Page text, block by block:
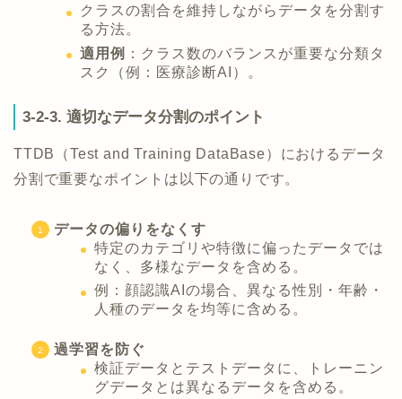
クラスの割合を維持しながらデータを分割す
る方法。
適用例
：クラス数のバランスが重要な分類タ
スク（例：医療診断AI）。
3-2-3. 適切なデータ分割のポイント
TTDB（Test and Training DataBase）におけるデータ
分割で重要なポイントは以下の通りです。
データの偏りをなくす
特定のカテゴリや特徴に偏ったデータでは
なく、多様なデータを含める。
例：顔認識AIの場合、異なる性別・年齢・
人種のデータを均等に含める。
過学習を防ぐ
検証データとテストデータに、トレーニン
グデータとは異なるデータを含める。